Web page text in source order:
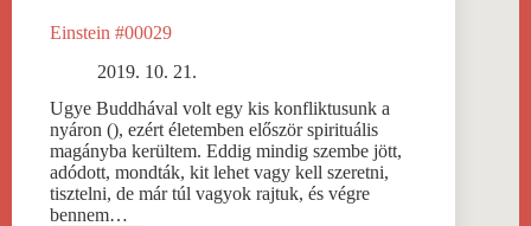
Einstein #00029
2019. 10. 21.
Ugye Buddhával volt egy kis konfliktusunk a
nyáron (), ezért életemben először spirituális
magányba kerültem. Eddig mindig szembe jött,
adódott, mondták, kit lehet vagy kell szeretni,
tisztelni, de már túl vagyok rajtuk, és végre
bennem…